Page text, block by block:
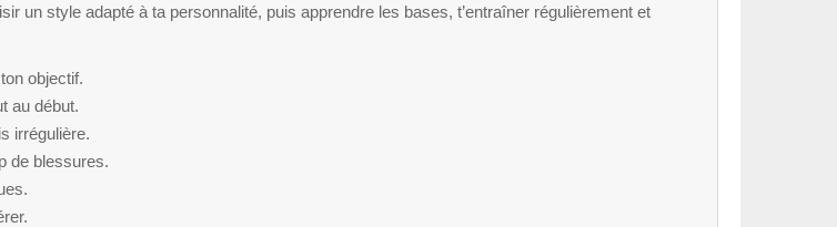
un style adapté à ta personnalité, puis apprendre les bases, t’entraîner régulièrement et
objectif.
au début.
irrégulière.
de blessures.